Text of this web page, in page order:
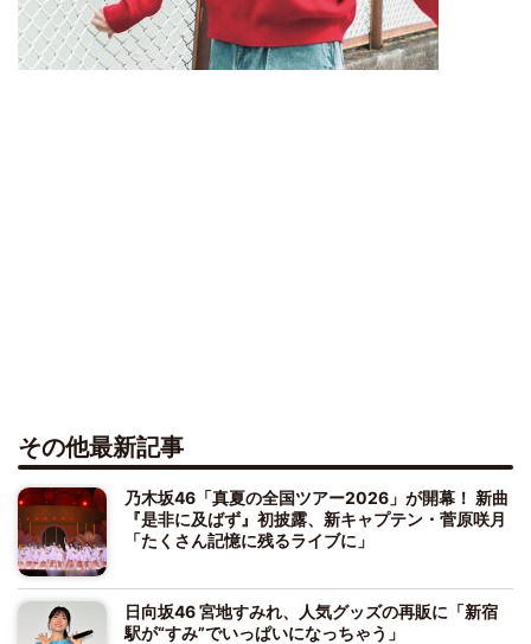
その他最新記事
乃木坂46「真夏の全国ツアー2026」が開幕！ 新曲
『是非に及ばず』初披露、新キャプテン・菅原咲月
「たくさん記憶に残るライブに」
日向坂46 宮地すみれ、人気グッズの再販に「新宿
駅が“すみ”でいっぱいになっちゃう」